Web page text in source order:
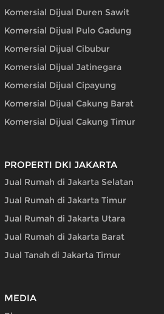
Komersial Dijual Duren Sawit
Komersial Dijual Pulo Gadung
Komersial Dijual Cibubur
Komersial Dijual Jatinegara
Komersial Dijual Cipayung
Komersial Dijual Cakung Barat
Komersial Dijual Cakung Timur
PROPERTI DKI JAKARTA
Jual Rumah di Jakarta Selatan
Jual Rumah di Jakarta Timur
Jual Rumah di Jakarta Utara
Jual Rumah di Jakarta Barat
Jual Tanah di Jakarta Timur
MEDIA